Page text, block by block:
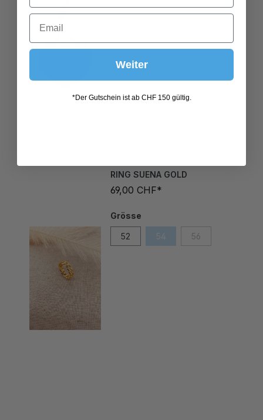
69,00 CHF*
Weiter
*Der Gutschein ist ab CHF 150 gültig.